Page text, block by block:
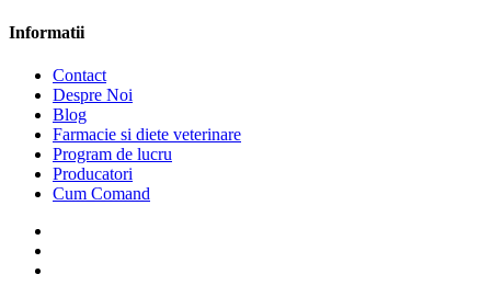
Informatii
Contact
Despre Noi
Blog
Farmacie si diete veterinare
Program de lucru
Producatori
Cum Comand